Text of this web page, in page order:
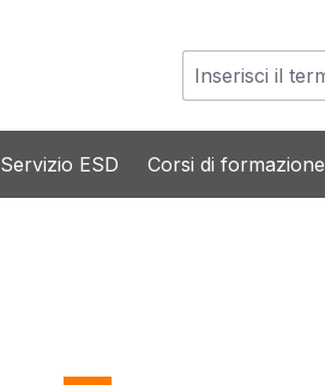
Servizio ESD Corsi di formazione